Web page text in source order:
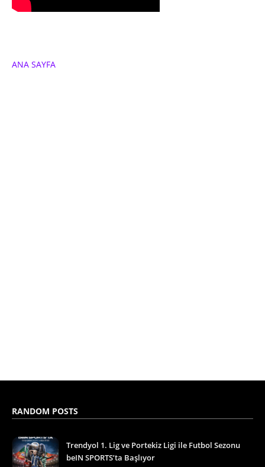
ANA SAYFA
RANDOM POSTS
Trendyol 1. Lig ve Portekiz Ligi ile Futbol Sezonu
beIN SPORTS’ta Başlıyor